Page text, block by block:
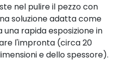
nel pulire il pezzo con
soluzione adatta come
una rapida esposizione in
l'impronta (circa 20
e dello spessore).